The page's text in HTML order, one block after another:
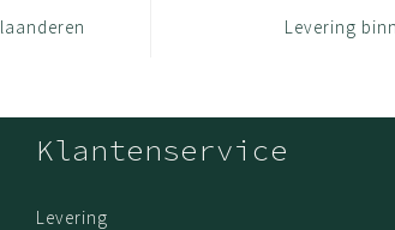
Levering
Klantenservice
Levering